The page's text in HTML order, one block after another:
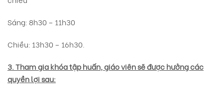
Sáng: 8h30 – 11h30
Chiều: 13h30 – 16h30.
3. Tham gia khóa tập huấn, giáo viên sẽ được hưởng các
quyền lợi sau: